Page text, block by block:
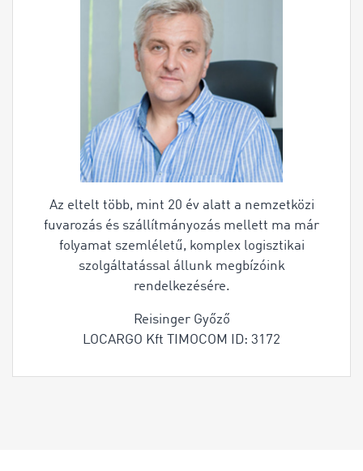
Az eltelt több, mint 20 év alatt a nemzetközi
fuvarozás és szállítmányozás mellett ma már
folyamat szemléletű, komplex logisztikai
szolgáltatással állunk megbízóink
rendelkezésére.
Reisinger Győző
LOCARGO Kft TIMOCOM ID: 3172